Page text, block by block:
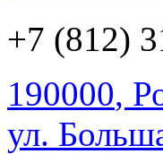
+7 (812)
190000,
ул.